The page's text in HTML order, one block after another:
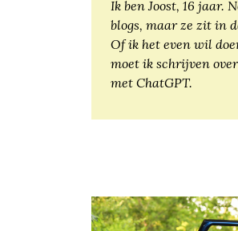
Ik ben Joost, 16 jaar.
blogs, maar ze zit in
Of ik het even wil
moet ik schrijven
met ChatGPT.